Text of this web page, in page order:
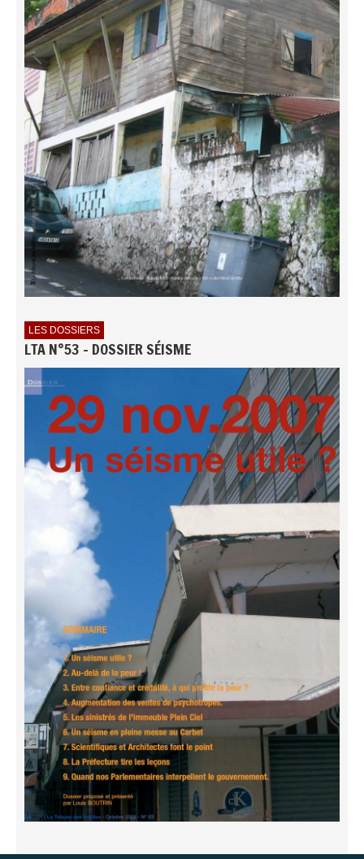
LES DOSSIERS
LTA N°53 - DOSSIER SÉISME